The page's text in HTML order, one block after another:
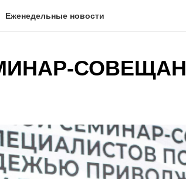
Еженедельные новости